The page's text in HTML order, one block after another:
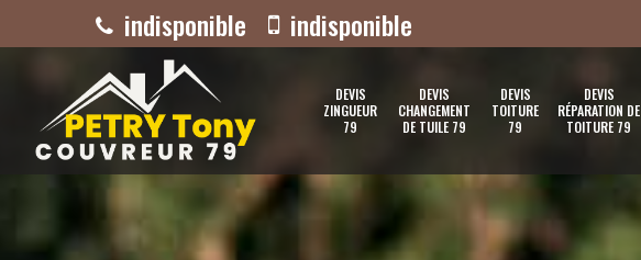
indisponible indisponible
DEVIS
ZINGUEUR
79
DEVIS
CHANGEMENT
DE TUILE 79
DEVIS
TOITURE
79
DEVIS
RÉPARATION DE
TOITURE 79